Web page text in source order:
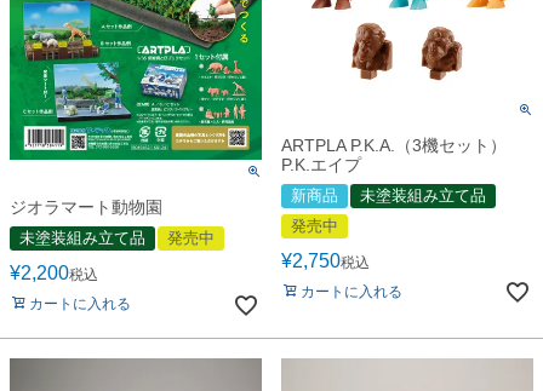
ジオラマート動物園
未塗装組み立て品 発売中
¥2,200税込
カートに入れる
ARTPLA P.K.A.（3機セット）
P.K.エイプ
新商品
未塗装組み立て品
発売中
¥2,750税込
カートに入れる